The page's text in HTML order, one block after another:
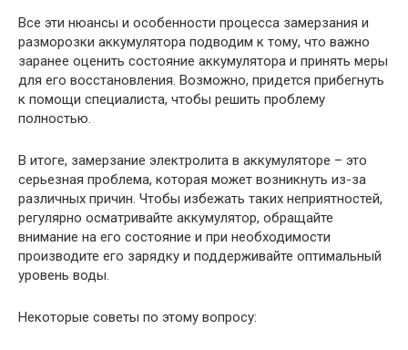
Все эти нюансы и особенности процесса замерзания и
разморозки аккумулятора подводим к тому, что важно
заранее оценить состояние аккумулятора и принять меры
для его восстановления. Возможно, придется прибегнуть
к помощи специалиста, чтобы решить проблему
полностью.
В итоге, замерзание электролита в аккумуляторе – это
серьезная проблема, которая может возникнуть из-за
различных причин. Чтобы избежать таких неприятностей,
регулярно осматривайте аккумулятор, обращайте
внимание на его состояние и при необходимости
производите его зарядку и поддерживайте оптимальный
уровень воды.
Некоторые советы по этому вопросу: